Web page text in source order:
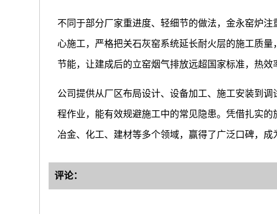
不同于部分厂家重进度、轻细节的做法，金永窑炉
心施工，严格把关石灰窑系统延长耐火层的施工质
节能，让建成后的立窑烟气排放远超国家标准，热效
公司提供从厂区布局设计、设备加工、施工安装到
程作业，能有效规避施工中的常见隐患。凭借扎实
冶金、化工、建材等多个领域，赢得了广泛口碑，成
评论：